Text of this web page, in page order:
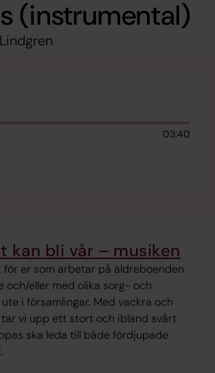
(instrumental)
03:40
kan bli vår – musiken
för er som arbetar på äldreboenden
och/eller med olika sorg- och
i församlingar. Med vackra och
vi upp ett stort och ibland svårt
ska leda till både fördjupade